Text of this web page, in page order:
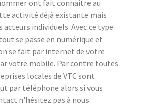
ont fait connaitre au
activité déjà existante mais
acteurs individuels. Avec ce type
se passe en numérique et
se fait par internet de votre
votre mobile. Par contre toutes
locales de VTC sont
par téléphone alors si vous
n'hésitez pas à nous